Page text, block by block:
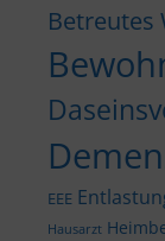
Betreutes
EEE
Hausarzt